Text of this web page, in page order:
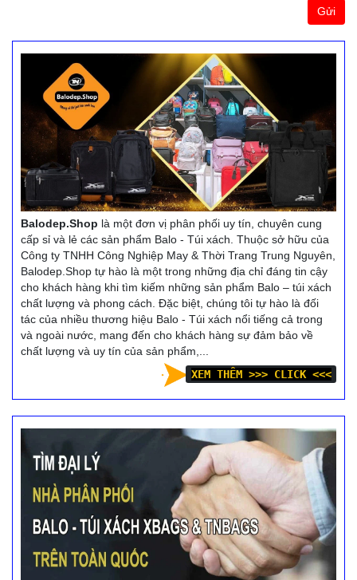
Gửi
Balodep.Shop là một đơn vị phân phối uy tín, chuyên cung
cấp sỉ và lẻ các sản phẩm Balo - Túi xách. Thuộc sở hữu của
Công ty TNHH Công Nghiệp May & Thời Trang Trung Nguyên,
Balodep.Shop tự hào là một trong những địa chỉ đáng tin cậy
cho khách hàng khi tìm kiếm những sản phẩm Balo – túi xách
chất lượng và phong cách. Đặc biệt, chúng tôi tự hào là đối
tác của nhiều thương hiệu Balo - Túi xách nổi tiếng cả trong
và ngoài nước, mang đến cho khách hàng sự đảm bảo về
chất lượng và uy tín của sản phẩm,...
XEM THÊM >>> CLICK <<<